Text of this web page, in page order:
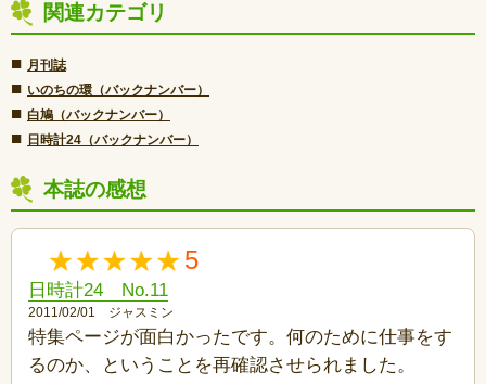
関連カテゴリ
■ 月刊誌
■ いのちの環（バックナンバー）
■ 白鳩（バックナンバー）
■ 日時計24（バックナンバー）
本誌の感想
5
日時計24 No.11
2011/02/01 ジャスミン
特集ページが面白かったです。何のために仕事をす
るのか、ということを再確認させられました。